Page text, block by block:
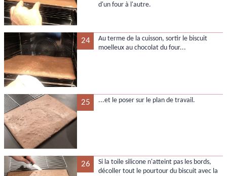
d'un four à l'autre.
24
Au terme de la cuisson, sortir le biscuit
moelleux au chocolat du four...
25 ...et le poser sur le plan de travail.
26
Si la toile silicone n'atteint pas les bords,
décoller tout le pourtour du biscuit avec la